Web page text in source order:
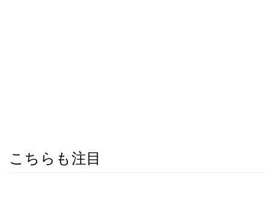
こちらも注目